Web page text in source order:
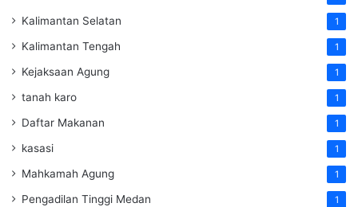
Kalimantan Selatan 1
Kalimantan Tengah 1
Kejaksaan Agung 1
tanah karo 1
Daftar Makanan 1
kasasi 1
Mahkamah Agung 1
Pengadilan Tinggi Medan 1